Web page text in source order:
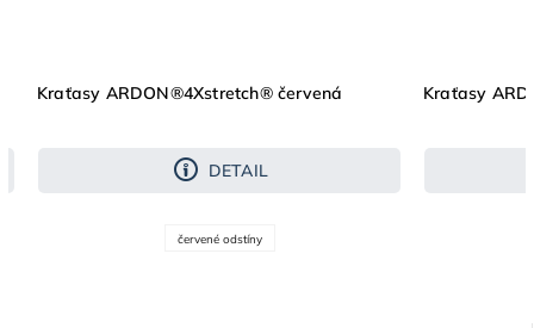
Kraťasy ARDON®4Xstretch® červená
DETAIL
červené odstíny
Kraťasy